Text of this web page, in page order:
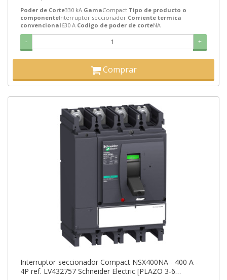
Poder de Corte330 kA GamaCompact Tipo de producto o
componenteInterruptor seccionador Corriente termica
convencional630 A Codigo de poder de corteNA
- +
Comprar
Interruptor-seccionador Compact NSX400NA - 400 A -
4P ref. LV432757 Schneider Electric [PLAZO 3-6